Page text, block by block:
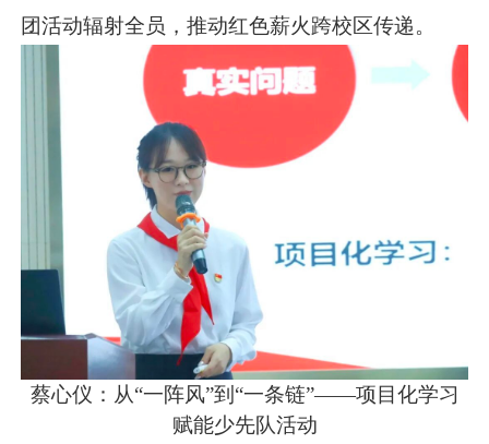
团活动辐射全员，推动红色薪火跨校区传递。
蔡心仪：从“一阵风”到“一条链”——项目化学习
赋能少先队活动